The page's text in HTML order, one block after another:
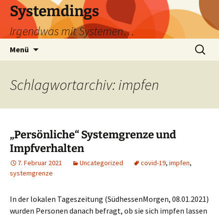
Zum
Inhalt
springen
Systemdings
Irgendwas mit Systemen…
Menü
Suchen
nach:
Schlagwortarchiv: impfen
„Persönliche“ Systemgrenze und
Impfverhalten
7. Februar 2021 Uncategorized covid-19, impfen,
systemgrenze
In der lokalen Tageszeitung (SüdhessenMorgen, 08.01.2021)
wurden Personen danach befragt, ob sie sich impfen lassen